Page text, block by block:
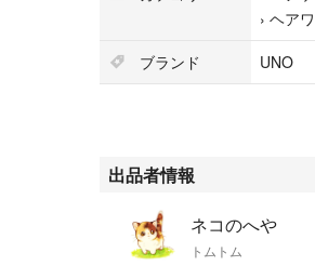
› ヘア
ブランド
UNO
出品者情報
ネコのへや
トムトム